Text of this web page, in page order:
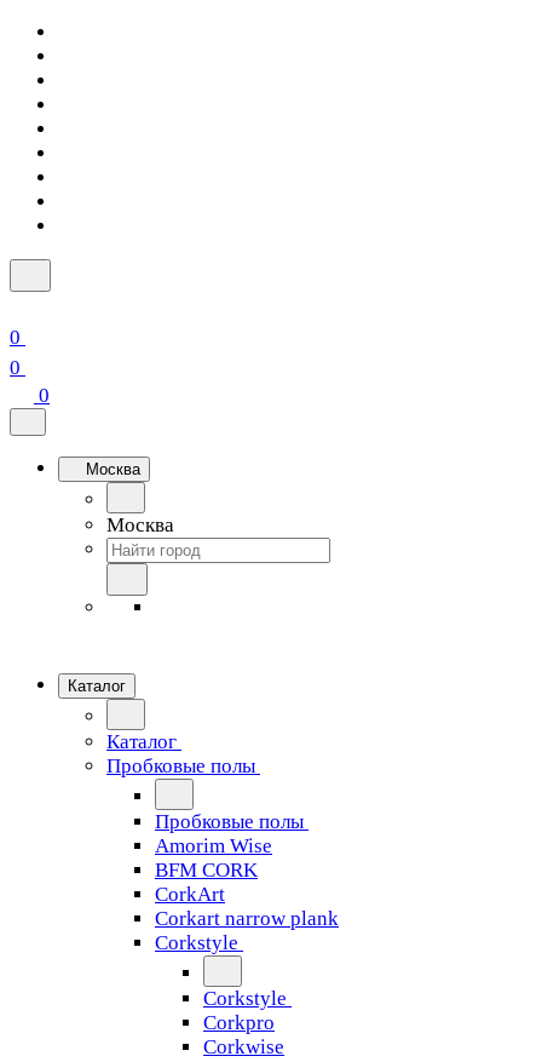
0
0
0
Москва
Москва
Каталог
Каталог
Пробковые полы
Пробковые полы
Amorim Wise
BFM CORK
CorkArt
Corkart narrow plank
Corkstyle
Corkstyle
Corkpro
Corkwise